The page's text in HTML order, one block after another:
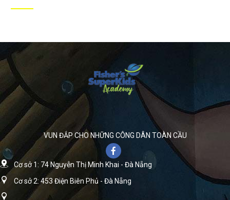
VUN ĐẮP CHO NHỮNG CÔNG DÂN TOÀN CẦU
Cơ sở 1: 74 Nguyễn Thị Minh Khai - Đà Nẵng
Cơ sở 2: 453 Điện Biên Phủ - Đà Nẵng